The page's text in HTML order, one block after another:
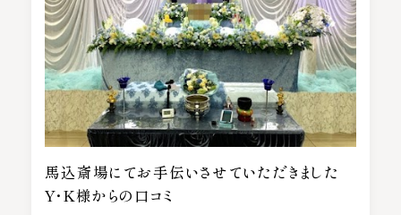
馬込斎場にてお手伝いさせていただきました
Y・K様からの口コミ